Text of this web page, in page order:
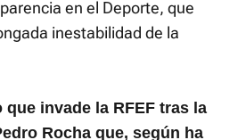
en el Deporte, que
inestabilidad de la
invade la RFEF tras la
Rocha que, según ha